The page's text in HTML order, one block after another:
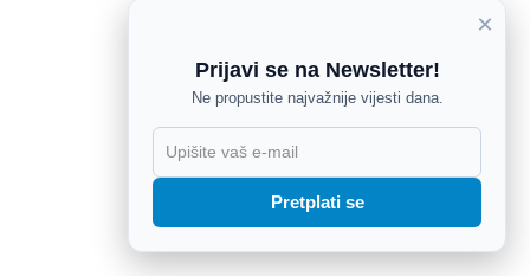
×
Prijavi se na Newsletter!
Ne propustite najvažnije vijesti dana.
Pretplati se